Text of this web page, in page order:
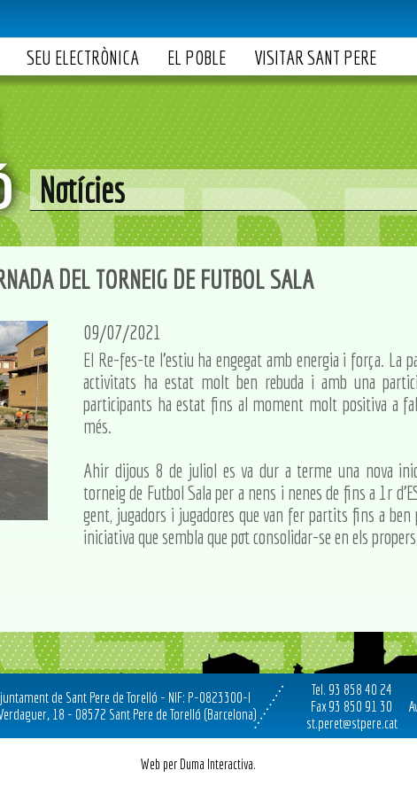
SEU ELECTRÒNICA EL POBLE VISITAR SANT PERE
Notícies
DEL TORNEIG DE FUTBOL SALA
09/07/2021
El Re-fes-te l'estiu ha engegat amb energia i força. La
activitats ha estat molt ben rebuda i amb una
participants ha estat fins al moment molt positiva a
més.
Ahir dijous 8 de juliol es va dur a terme una nova
torneig de Futbol Sala per a nens i nenes de fins a 1r
gent, jugadors i jugadores que van fer partits fins a ben
iniciativa que sembla que pot consolidar-se en els
de Sant Pere de Torelló - NIF: P-0823300-I
18 - 08572 Sant Pere de Torelló (Barcelona)
Tel. 93 858 40 24
Fax 93 850 91 30
st.peret@stpere.cat
Web per Duma Interactiva.